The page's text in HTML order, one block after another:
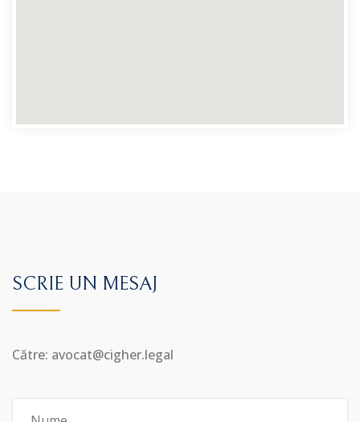
SCRIE UN MESAJ
Către: avocat@cigher.legal